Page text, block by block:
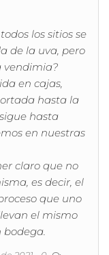
los sitios se
de la uva, pero
vendimia?
en cajas,
hasta la
hasta
en nuestras
claro que no
es decir, el
que uno
el mismo
bodega.